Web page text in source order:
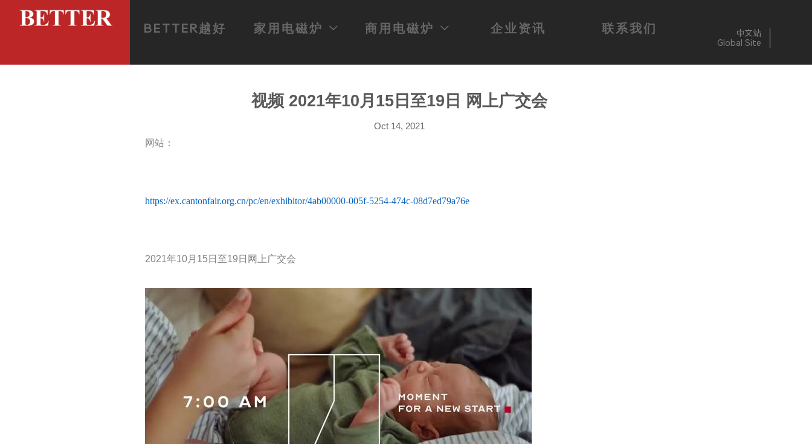
BETTER越好 家用电磁炉  商用电磁炉  企业资讯 联系我们
中文站
Global Site
视频 2021年10月15日至19日 网上广交会
Oct 14, 2021
网站：
https://ex.cantonfair.org.cn/pc/en/exhibitor/4ab00000-005f-5254-474c-08d7ed79a76e
2021年10月15日至19日网上广交会